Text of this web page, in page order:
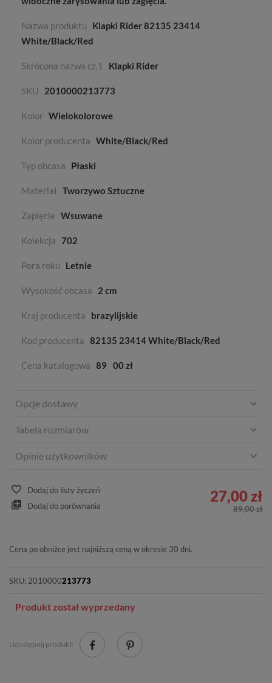
Nazwa produktu
Klapki Rider 82135 23414
White/Black/Red
Skrócona nazwa cz.1 Klapki Rider
SKU 2010000213773
Kolor Wielokolorowe
Kolor producenta White/Black/Red
Typ obcasa Płaski
Materiał Tworzywo Sztuczne
Zapięcie Wsuwane
Kolekcja 702
Pora roku Letnie
Wysokość obcasa 2 cm
Kraj producenta brazylijskie
Kod producenta 82135 23414 White/Black/Red
Cena katalogowa 89 00 zł
Opcje dostawy
Tabela rozmiarów
Opinie użytkowników
Dodaj do listy życzeń
Dodaj do porównania
27,00 zł
89,00 zł
Cena po obniżce jest najniższą ceną w okresie 30 dni.
SKU: 2010000213773
Produkt został wyprzedany
Udostępnij produkt: